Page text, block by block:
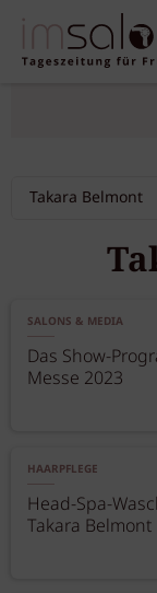
SALONS & MEDIA
Das Show-
Messe 2023
HAARPFLEGE
Head-Spa-
Takara Belmont